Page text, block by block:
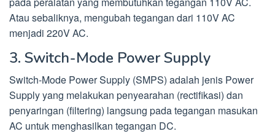
Atau sebaliknya, mengubah tegangan dari 110V AC
menjadi 220V AC.
3. Switch-Mode Power Supply
Switch-Mode Power Supply (SMPS) adalah jenis Power
Supply yang melakukan penyearahan (rectifikasi) dan
penyaringan (filtering) langsung pada tegangan masukan
AC untuk menghasilkan tegangan DC.